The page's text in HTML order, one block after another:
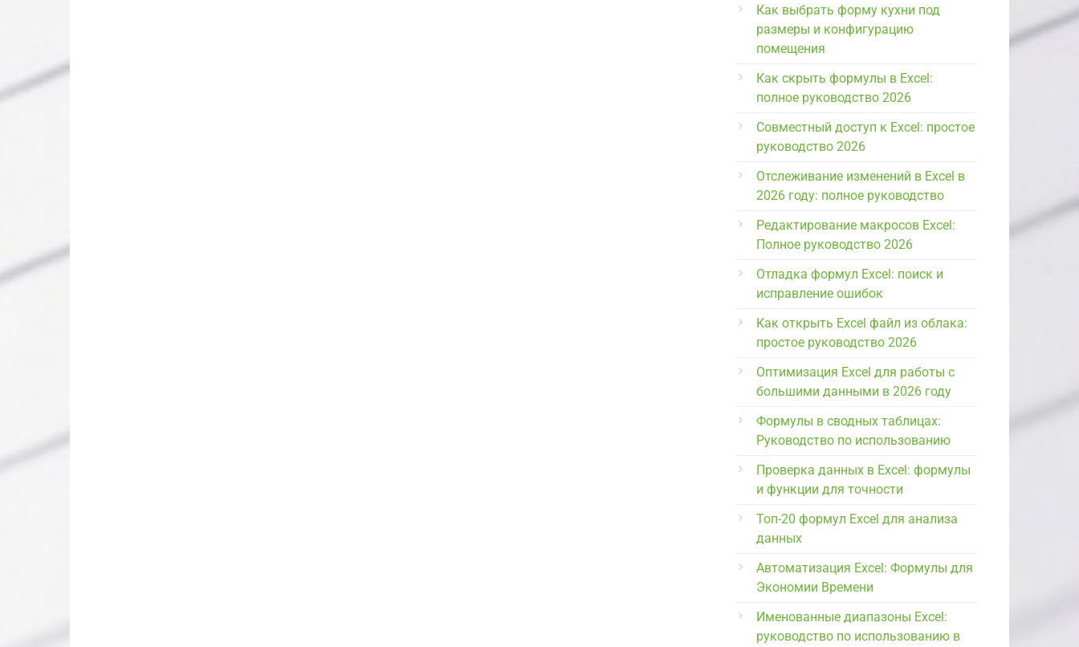
Как выбрать форму кухни под
размеры и конфигурацию
помещения
Как скрыть формулы в Excel:
полное руководство 2026
Совместный доступ к Excel: простое
руководство 2026
Отслеживание изменений в Excel в
2026 году: полное руководство
Редактирование макросов Excel:
Полное руководство 2026
Отладка формул Excel: поиск и
исправление ошибок
Как открыть Excel файл из облака:
простое руководство 2026
Оптимизация Excel для работы с
большими данными в 2026 году
Формулы в сводных таблицах:
Руководство по использованию
Проверка данных в Excel: формулы
и функции для точности
Топ-20 формул Excel для анализа
данных
Автоматизация Excel: Формулы для
Экономии Времени
Именованные диапазоны Excel:
руководство по использованию в